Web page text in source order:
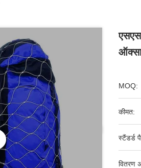
MOQ:
कीमत:
स्टैंडर्ड
वितरण